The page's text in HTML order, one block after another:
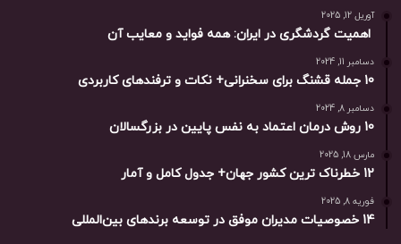
آوریل 12, 2025
اهمیت گردشگری در ایران: همه فواید و معایب آن
دسامبر 11, 2024
10 جمله قشنگ برای سخنرانی+ نکات و ترفندهای کاربردی
دسامبر 8, 2024
10 روش درمان اعتماد به نفس پایین در بزرگسالان
مارس 18, 2025
12 خطرناک ترین کشور جهان+ جدول کامل و آمار
فوریه 8, 2025
14 خصوصیات مدیران موفق در توسعه برندهای بین‌المللی